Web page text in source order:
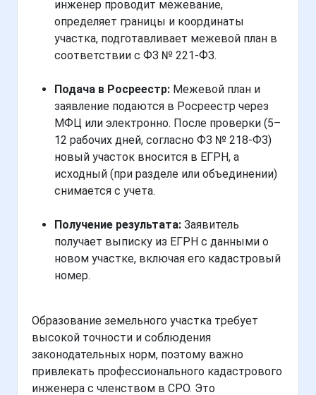
инженер проводит межевание,
определяет границы и координаты
участка, подготавливает межевой план в
соответствии с ФЗ № 221-ФЗ.
Подача в Росреестр: Межевой план и
заявление подаются в Росреестр через
МФЦ или электронно. После проверки (5–
12 рабочих дней, согласно ФЗ № 218-ФЗ)
новый участок вносится в ЕГРН, а
исходный (при разделе или объединении)
снимается с учета.
Получение результата: Заявитель
получает выписку из ЕГРН с данными о
новом участке, включая его кадастровый
номер.
Образование земельного участка требует
высокой точности и соблюдения
законодательных норм, поэтому важно
привлекать профессионального кадастрового
инженера с членством в СРО. Это